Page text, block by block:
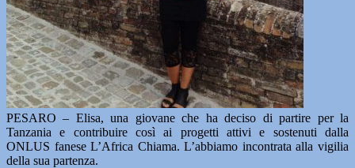
PESARO – Elisa, una giovane che ha deciso di partire per la
Tanzania e contribuire così ai progetti attivi e sostenuti dalla
ONLUS fanese L’Africa Chiama. L’abbiamo incontrata alla vigilia
della sua partenza.